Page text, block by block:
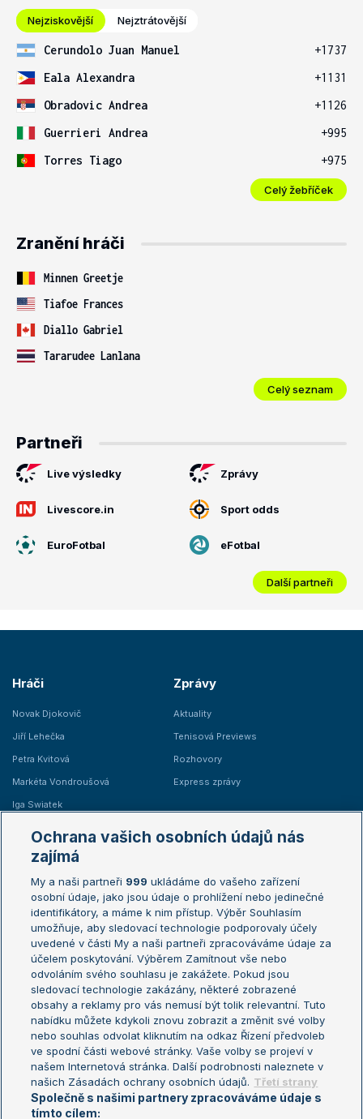
Nejziskovější Nejztrátovější
Cerundolo Juan Manuel
+1737
Eala Alexandra
+1131
Obradovic Andrea
+1126
Guerrieri Andrea
+995
Torres Tiago
+975
Celý žebříček
Zranění hráči
Minnen Greetje
Tiafoe Frances
Diallo Gabriel
Tararudee Lanlana
Celý seznam
Partneři
Live výsledky Zprávy
Livescore.in Sport odds
EuroFotbal eFotbal
Další partneři
Hráči
Novak Djokovič
Jiří Lehečka
Petra Kvitová
Markéta Vondroušová
Iga Swiatek
Zprávy
Aktuality
Tenisová Previews
Rozhovory
Express zprávy
Žebříčky
Žebříček ATP (muži)
Žebříček WTA (ženy)
Sázkařský žebříček
Australian Open
French Open
Wimbledon
US Open
Turnaj mistrů
Turnaj mistryň
Aktualní trendy
Fotbalové přestupy
Livesport Daily
LS Prague Open
Ochrana vašich osobních údajů nás
zajímá
My a naši partneři 999 ukládáme do vašeho zařízení
osobní údaje, jako jsou údaje o prohlížení nebo jedinečné
identifikátory, a máme k nim přístup. Výběr Souhlasím
umožňuje, aby sledovací technologie podporovaly účely
uvedené v části My a naši partneři zpracováváme údaje za
účelem poskytování. Výběrem Zamítnout vše nebo
odvoláním svého souhlasu je zakážete. Pokud jsou
sledovací technologie zakázány, některé zobrazené
obsahy a reklamy pro vás nemusí být tolik relevantní. Tuto
nabídku můžete kdykoli znovu zobrazit a změnit své volby
nebo souhlas odvolat kliknutím na odkaz Řízení předvoleb
ve spodní části webové stránky. Vaše volby se projeví v
našem Internetová stránka. Další podrobnosti naleznete v
našich Zásadách ochrany osobních údajů. Třetí strany
Společně s našimi partnery zpracováváme údaje s
tímto cílem: